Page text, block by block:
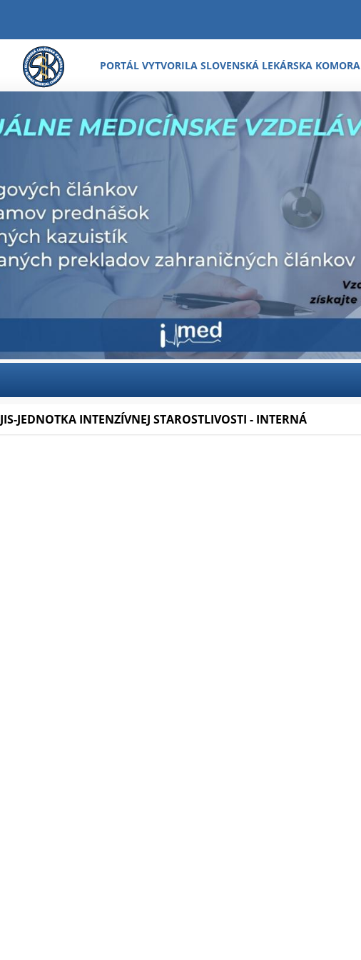
PORTÁL VYTVORILA SLOVENSKÁ LEKÁRSKA KOMORA
JIS-JEDNOTKA INTENZÍVNEJ STAROSTLIVOSTI - INTERNÁ